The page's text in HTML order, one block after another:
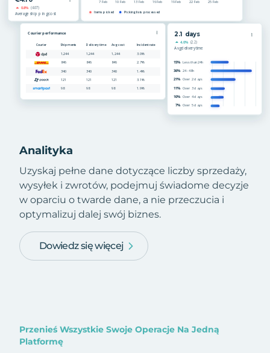
Analityka
Uzyskaj pełne dane dotyczące liczby sprzedaży,
wysyłek i zwrotów, podejmuj świadome decyzje
w oparciu o twarde dane, a nie przeczucia i
optymalizuj dalej swój biznes.
Dowiedz się więcej
Przenieś Wszystkie Swoje Operacje Na Jedną
Platformę